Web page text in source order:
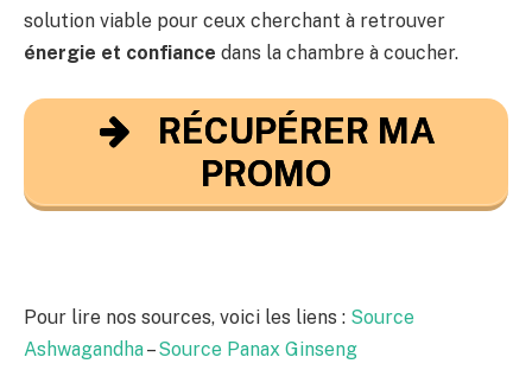
solution viable pour ceux cherchant à retrouver
énergie et confiance dans la chambre à coucher.
RÉCUPÉRER MA
PROMO
Pour lire nos sources, voici les liens : Source
Ashwagandha–Source Panax Ginseng